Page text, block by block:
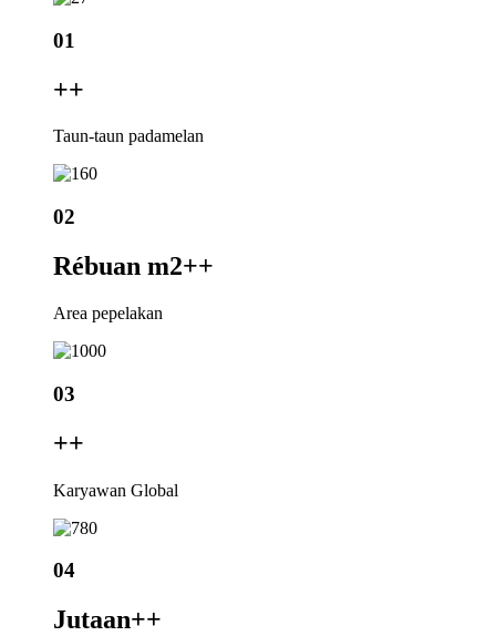
01
++
Taun-taun padamelan
02
Rébuan m2++
Area pepelakan
03
++
Karyawan Global
04
Jutaan++